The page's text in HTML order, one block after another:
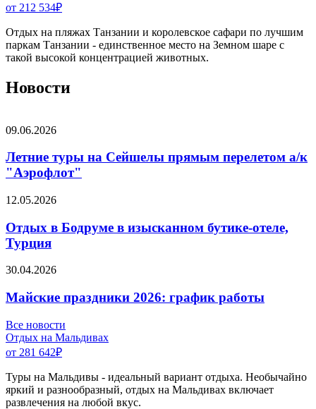
от 212 534₽
Отдых на пляжах Танзании и королевское сафари по лучшим
паркам Танзании - единственное место на Земном шаре с
такой высокой концентрацией животных.
Новости
09.06.2026
Летние туры на Сейшелы прямым перелетом а/к
"Аэрофлот"
12.05.2026
Отдых в Бодруме в изысканном бутике-отеле,
Турция
30.04.2026
Майские праздники 2026: график работы
Все новости
Отдых на Мальдивах
от 281 642₽
Туры на Мальдивы - идеальный вариант отдыха. Необычайно
яркий и разнообразный, отдых на Мальдивах включает
развлечения на любой вкус.